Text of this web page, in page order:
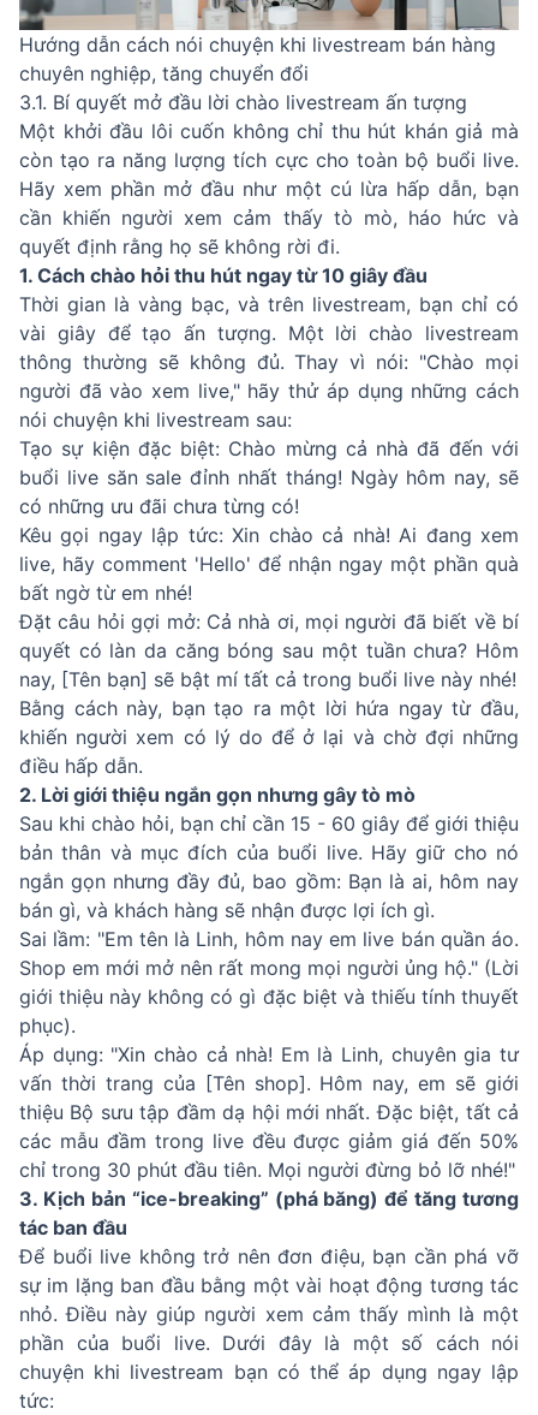
Hướng dẫn cách nói chuyện khi livestream bán hàng
chuyên nghiệp, tăng chuyển đổi
3.1. Bí quyết mở đầu lời chào livestream ấn tượng
Một khởi đầu lôi cuốn không chỉ thu hút khán giả mà
còn tạo ra năng lượng tích cực cho toàn bộ buổi live.
Hãy xem phần mở đầu như một cú lừa hấp dẫn, bạn
cần khiến người xem cảm thấy tò mò, háo hức và
quyết định rằng họ sẽ không rời đi.
1. Cách chào hỏi thu hút ngay từ 10 giây đầu
Thời gian là vàng bạc, và trên livestream, bạn chỉ có
vài giây để tạo ấn tượng. Một lời chào livestream
thông thường sẽ không đủ. Thay vì nói: "Chào mọi
người đã vào xem live," hãy thử áp dụng những cách
nói chuyện khi livestream sau:
Tạo sự kiện đặc biệt: Chào mừng cả nhà đã đến với
buổi live săn sale đỉnh nhất tháng! Ngày hôm nay, sẽ
có những ưu đãi chưa từng có!
Kêu gọi ngay lập tức: Xin chào cả nhà! Ai đang xem
live, hãy comment 'Hello' để nhận ngay một phần quà
bất ngờ từ em nhé!
Đặt câu hỏi gợi mở: Cả nhà ơi, mọi người đã biết về bí
quyết có làn da căng bóng sau một tuần chưa? Hôm
nay, [Tên bạn] sẽ bật mí tất cả trong buổi live này nhé!
Bằng cách này, bạn tạo ra một lời hứa ngay từ đầu,
khiến người xem có lý do để ở lại và chờ đợi những
điều hấp dẫn.
2. Lời giới thiệu ngắn gọn nhưng gây tò mò
Sau khi chào hỏi, bạn chỉ cần 15 - 60 giây để giới thiệu
bản thân và mục đích của buổi live. Hãy giữ cho nó
ngắn gọn nhưng đầy đủ, bao gồm: Bạn là ai, hôm nay
bán gì, và khách hàng sẽ nhận được lợi ích gì.
Sai lầm: "Em tên là Linh, hôm nay em live bán quần áo.
Shop em mới mở nên rất mong mọi người ủng hộ." (Lời
giới thiệu này không có gì đặc biệt và thiếu tính thuyết
phục).
Áp dụng: "Xin chào cả nhà! Em là Linh, chuyên gia tư
vấn thời trang của [Tên shop]. Hôm nay, em sẽ giới
thiệu Bộ sưu tập đầm dạ hội mới nhất. Đặc biệt, tất cả
các mẫu đầm trong live đều được giảm giá đến 50%
chỉ trong 30 phút đầu tiên. Mọi người đừng bỏ lỡ nhé!"
3. Kịch bản “ice-breaking” (phá băng) để tăng tương
tác ban đầu
Để buổi live không trở nên đơn điệu, bạn cần phá vỡ
sự im lặng ban đầu bằng một vài hoạt động tương tác
nhỏ. Điều này giúp người xem cảm thấy mình là một
phần của buổi live. Dưới đây là một số cách nói
chuyện khi livestream bạn có thể áp dụng ngay lập
tức: